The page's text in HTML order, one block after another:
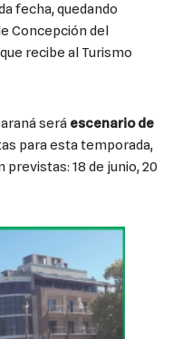
fecha, quedando
Concepción del
recibe al Turismo
será escenario de
para esta temporada,
18 de junio, 20